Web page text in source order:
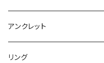
アンクレット
リング